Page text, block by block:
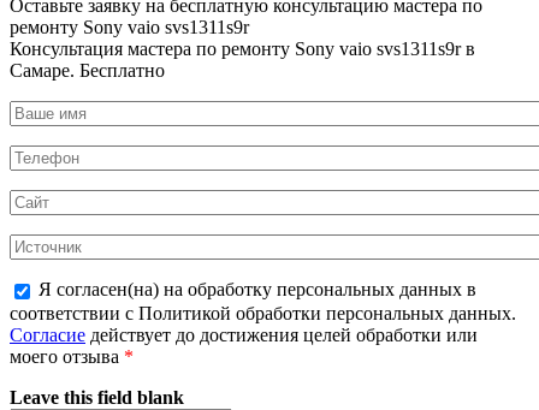
Оставьте заявку на бесплатную консультацию мастера по
ремонту Sony vaio svs1311s9r
Консультация мастера по ремонту Sony vaio svs1311s9r в
Самаре. Бесплатно
Я согласен(на) на обработку персональных данных в
соответствии с Политикой обработки персональных данных.
Согласие действует до достижения целей обработки или
моего отзыва *
Leave this field blank